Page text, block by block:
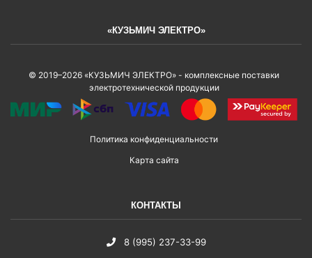
«КУЗЬМИЧ ЭЛЕКТРО»
© 2019–2026 «КУЗЬМИЧ ЭЛЕКТРО» - комплексные поставки
электротехнической продукции
Политика конфиденциальности
Карта сайта
КОНТАКТЫ
8 (995) 237-33-99